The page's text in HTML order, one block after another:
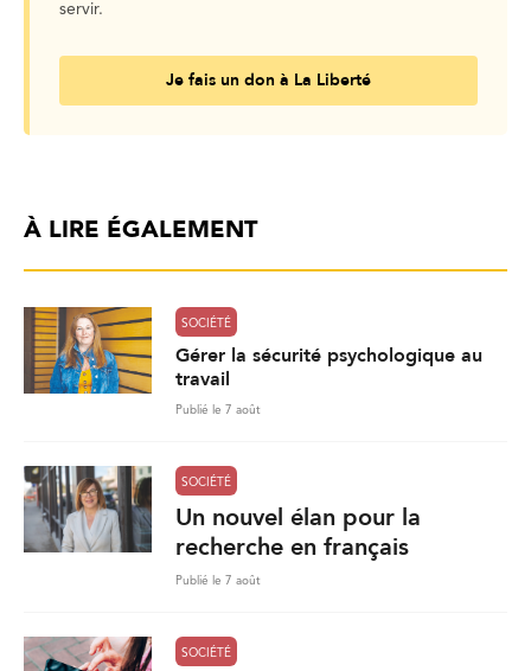
servir.
Je fais un don à La Liberté
À LIRE ÉGALEMENT
SOCIÉTÉ
Gérer la sécurité psychologique au
travail
Publié le 7 août
SOCIÉTÉ
Un nouvel élan pour la
recherche en français
Publié le 7 août
SOCIÉTÉ